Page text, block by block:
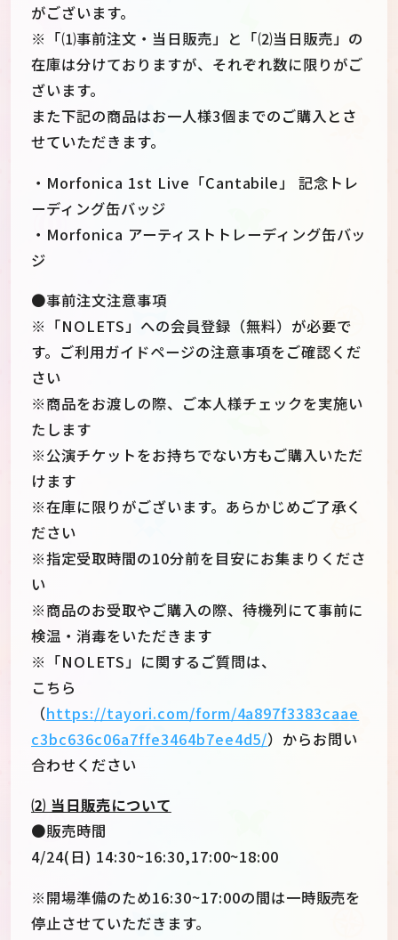
がございます。
※「⑴事前注文・当日販売」と「⑵当日販売」の
在庫は分けておりますが、それぞれ数に限りがご
ざいます。
また下記の商品はお一人様3個までのご購入とさ
せていただきます。
・Morfonica 1st Live「Cantabile」 記念トレ
ーディング缶バッジ
・Morfonica アーティストトレーディング缶バッ
ジ
●事前注文注意事項
※「NOLETS」への会員登録（無料）が必要で
す。ご利用ガイドページの注意事項をご確認くだ
さい
※商品をお渡しの際、ご本人様チェックを実施い
たします
※公演チケットをお持ちでない方もご購入いただ
けます
※在庫に限りがございます。あらかじめご了承く
ださい
※指定受取時間の10分前を目安にお集まりくださ
い
※商品のお受取やご購入の際、待機列にて事前に
検温・消毒をいただきます
※「NOLETS」に関するご質問は、
こちら
（https://tayori.com/form/4a897f3383caae
c3bc636c06a7ffe3464b7ee4d5/）からお問い
合わせください
⑵ 当日販売について
●販売時間
4/24(日) 14:30~16:30,17:00~18:00
※開場準備のため16:30~17:00の間は一時販売を
停止させていただきます。